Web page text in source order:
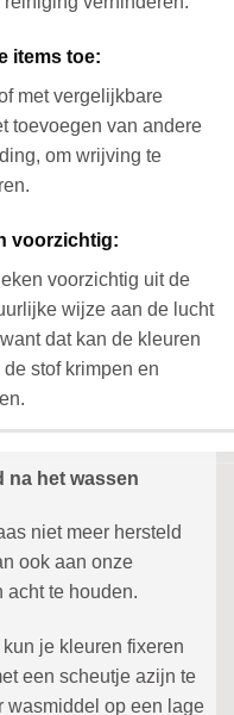
items toe:
met vergelijkbare
toevoegen van andere
om wrijving te
voorzichtig:
voorzichtig uit de
wijze aan de lucht
dat kan de kleuren
stof krimpen en
na het wassen
niet meer hersteld
ook aan onze
acht te houden.
je kleuren fixeren
een scheutje azijn te
wasmiddel op een lage